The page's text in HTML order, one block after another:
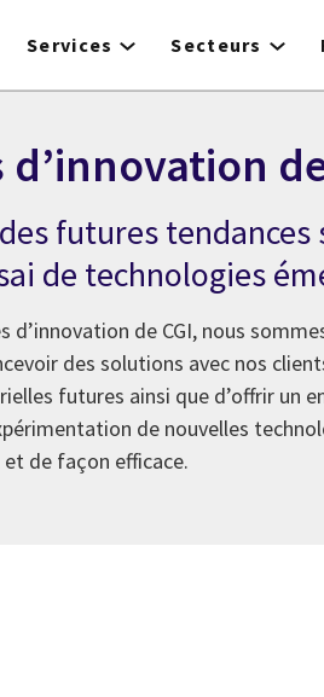
Services Secteurs
futures
de technologies
d’innovation de CGI, nous
des solutions avec nos
futures ainsi que d’offrir un
de nouvelles
de façon efficace.